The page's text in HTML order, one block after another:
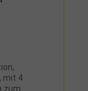
mit 4
zum